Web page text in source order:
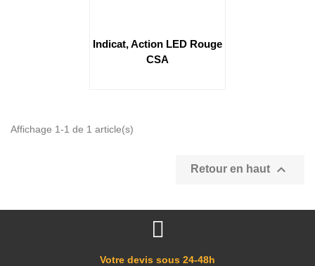
Indicat, Action LED Rouge
CSA
Affichage 1-1 de 1 article(s)
Retour en haut 
Votre devis sous 24-48h